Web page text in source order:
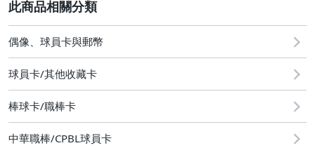
偶像、球員卡與郵幣
球員卡/其他收藏卡
棒球卡/職棒卡
中華職棒/CPBL球員卡